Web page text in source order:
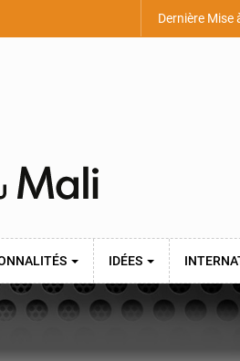
Dernière Mise
IDÉES